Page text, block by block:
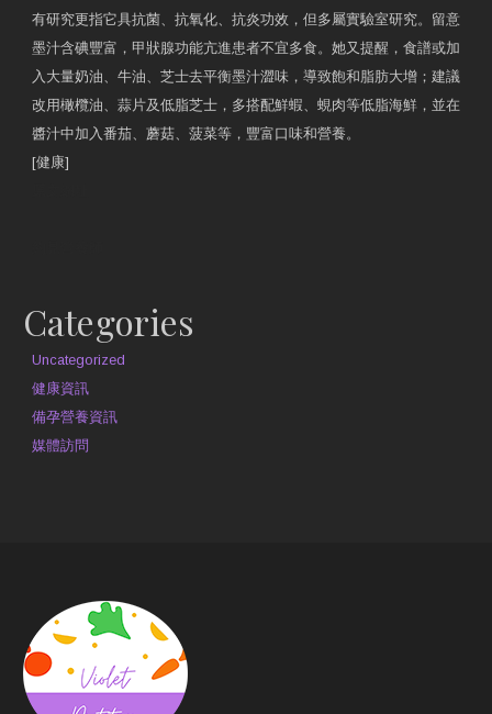
有研究更指它具抗菌、抗氧化、抗炎功效，但多屬實驗室研究。留意
墨汁含碘豐富，甲狀腺功能亢進患者不宜多食。她又提醒，食譜或加
入大量奶油、牛油、芝士去平衡墨汁澀味，導致飽和脂肪大增；建議
改用橄欖油、蒜片及低脂芝士，多搭配鮮蝦、蜆肉等低脂海鮮，並在
醬汁中加入番茄、蘑菇、菠菜等，豐富口味和營養。
[健康]
Categories
Uncategorized
健康資訊
備孕營養資訊
媒體訪問